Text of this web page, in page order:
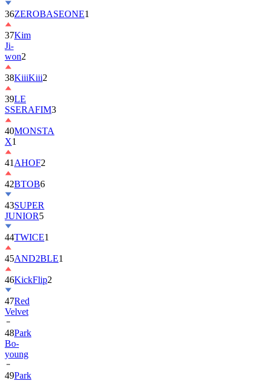
37Kim
Ji-
won2
38KiiiKiii
39LE
SSERAFIM
40MONSTA
X
41AHOF
42 BTOB6
43SUPER
JUNIOR
44TWICE
45AND2BLE
46KickFlip2
47Red
Velvet
48Park
Bo-
young
49Park
Ji-
hoon